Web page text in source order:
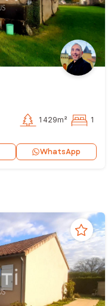
1 429m² 1
WhatsApp